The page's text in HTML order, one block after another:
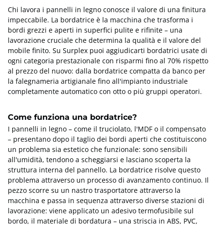
Parti di macchine,
strumenti e...
Macchine utensili
Trattamento delle
superfici del...
Levigatura e Lucidatura
Mortasatrici
Varie lavorazioni del
legno
Linee di produzione
lavorazione...
Rettificatrici
Aspirazione, triturazione
e...
Centri di lavoro CNC
Bordatrici CNC Bordatrici bilaterali
Chi lavora i pannelli in legno conosce il valore di una finitura
impeccabile. La bordatrice è la macchina che trasforma i
bordi grezzi e aperti in superfici pulite e rifinite – una
lavorazione cruciale che determina la qualità e il valore del
mobile finito. Su Surplex puoi aggiudicarti bordatrici usate di
ogni categoria prestazionale con risparmi fino al 70% rispetto
al prezzo del nuovo: dalla bordatrice compatta da banco per
la falegnameria artigianale fino all'impianto industriale
completamente automatico con otto o più gruppi operatori.
Come funziona una bordatrice?
I pannelli in legno – come il truciolato, l'MDF o il compensato
– presentano dopo il taglio dei bordi aperti che costituiscono
un problema sia estetico che funzionale: sono sensibili
all'umidità, tendono a scheggiarsi e lasciano scoperta la
struttura interna del pannello. La bordatrice risolve questo
problema attraverso un processo di avanzamento continuo. Il
pezzo scorre su un nastro trasportatore attraverso la
macchina e passa in sequenza attraverso diverse stazioni di
lavorazione: viene applicato un adesivo termofusibile sul
bordo, il materiale di bordatura – una striscia in ABS, PVC,